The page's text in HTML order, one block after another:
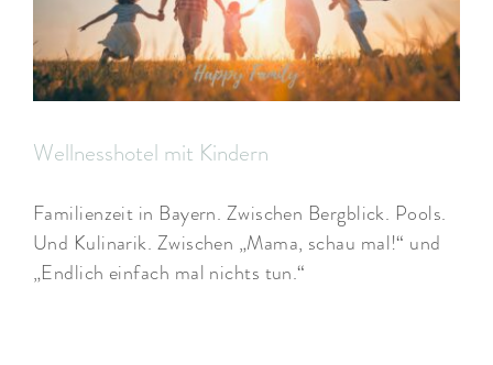
Wellnesshotel mit Kindern
Familienzeit in Bayern. Zwischen Bergblick. Pools.
Und Kulinarik. Zwischen „Mama, schau mal!“ und
„Endlich einfach mal nichts tun.“